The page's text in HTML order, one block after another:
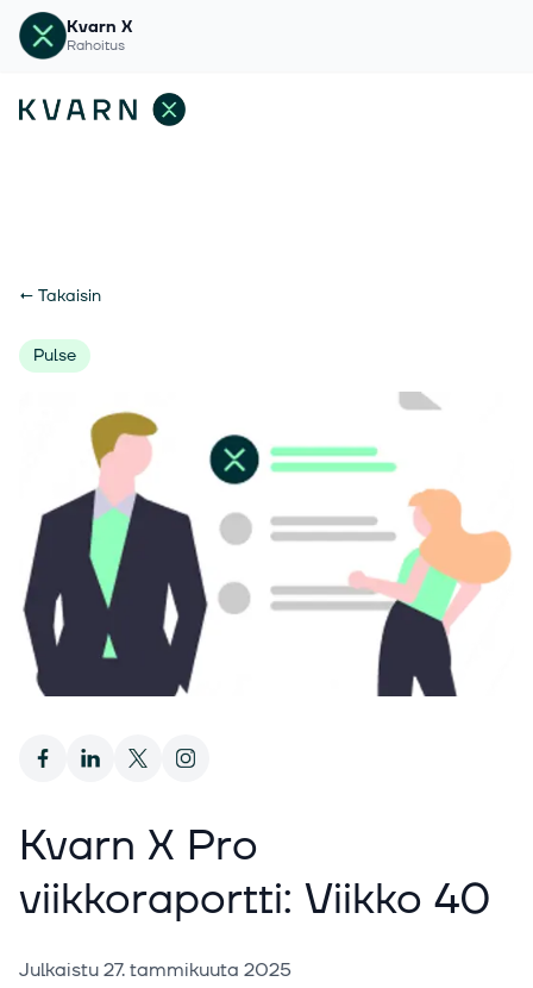
Kvarn X
Rahoitus
← Takaisin
Pulse
Kvarn X Pro
viikkoraportti: Viikko 40
Julkaistu27. tammikuuta 2025